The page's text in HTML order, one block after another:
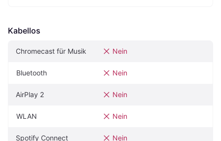
Kabellos
Chromecast für Musik Nein
Bluetooth Nein
AirPlay 2 Nein
WLAN Nein
Spotify Connect Nein